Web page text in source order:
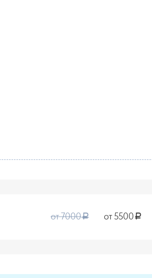
от 7000a от 5500 a